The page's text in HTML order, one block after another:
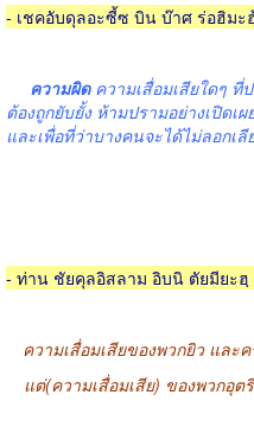
- เชคอับดุลอะซี้ซ บิน บ๊าศ ร่อฮิมะ
ความผิดความเสื่อมเสียใดๆ ที่
ต้องถูกยับยั้ง ห้ามปรามอย่างเปิดเ
และเพื่อที่ว่าบางคนจะได้ไม่ลอกเลี
- ท่าน ชัยคุลอิสลาม อิบนิ ตัยมียะฮฺ
ความเสื่อมเสียของพวกยิว และ
แต่(ความเสื่อมเสีย) ของพวกอุต